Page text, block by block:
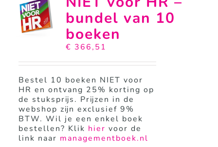
bundel van 10
boeken
€ 366,51
Bestel 10 boeken NIET voor
HR en ontvang 25% korting op
de stuksprijs. Prijzen in de
webshop zijn exclusief 9%
BTW. Wil je een enkel boek
bestellen? Klik hier voor de
link naar managementboek.nl